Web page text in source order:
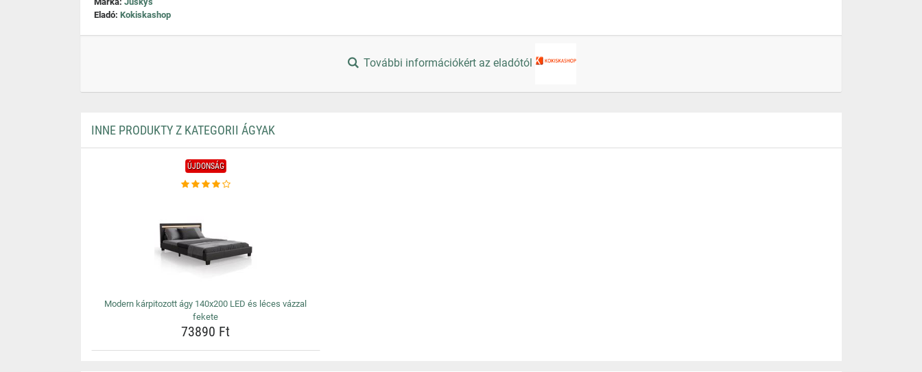
Eladó: Kokiskashop
További információkért az eladótól
INNE PRODUKTY Z KATEGORII ÁGYAK
ÚJDONSÁG
Modern kárpitozott ágy 140x200 LED és léces vázzal
fekete
73890 Ft